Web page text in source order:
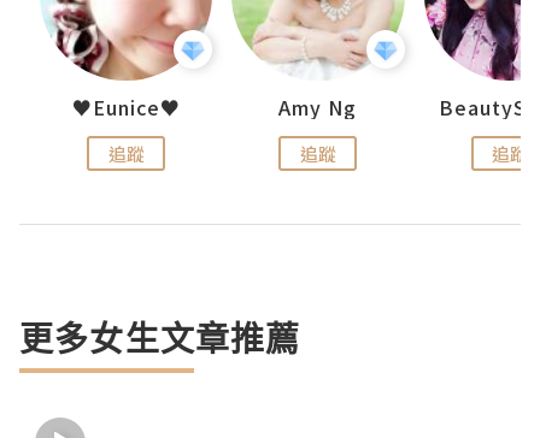
♥Eunice♥
追蹤
Amy Ng
追蹤 追蹤
更多女生文章推薦